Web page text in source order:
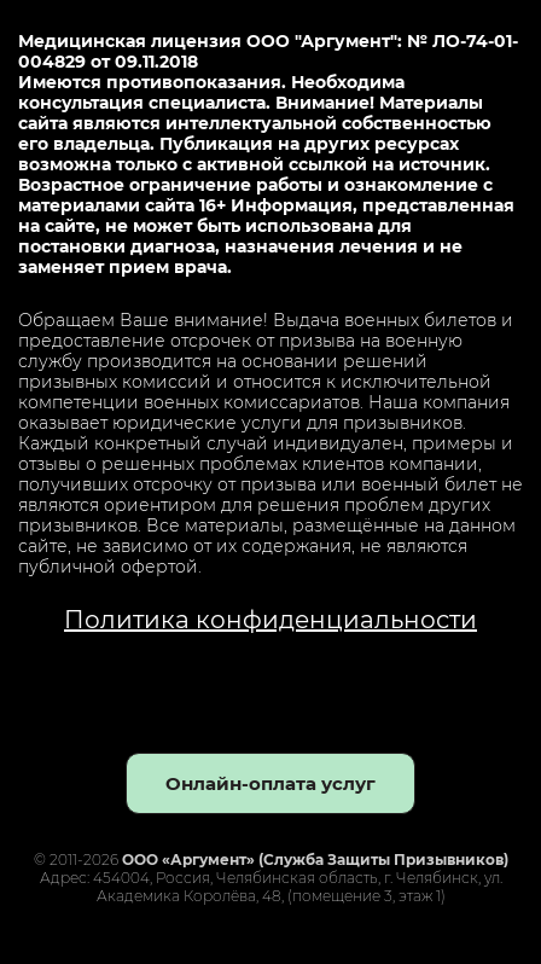
Медицинская лицензия ООО "Аргумент": № ЛО-74-01-
004829 от 09.11.2018
Имеются противопоказания. Необходима
консультация специалиста. Внимание! Материалы
сайта являются интеллектуальной собственностью
его владельца. Публикация на других ресурсах
возможна только с активной ссылкой на источник.
Возрастное ограничение работы и ознакомление с
материалами сайта 16+ Информация, представленная
на сайте, не может быть использована для
постановки диагноза, назначения лечения и не
заменяет прием врача.
Обращаем Ваше внимание! Выдача военных билетов и
предоставление отсрочек от призыва на военную
службу производится на основании решений
призывных комиссий и относится к исключительной
компетенции военных комиссариатов. Наша компания
оказывает юридические услуги для призывников.
Каждый конкретный случай индивидуален, примеры и
отзывы о решенных проблемах клиентов компании,
получивших отсрочку от призыва или военный билет не
являются ориентиром для решения проблем других
призывников. Все материалы, размещённые на данном
сайте, не зависимо от их содержания, не являются
публичной офертой.
Политика конфиденциальности
© 2011-2026 ООО «Аргумент» (Служба Защиты Призывников)
Адрес: 454004, Россия, Челябинская область, г. Челябинск, ул.
Академика Королёва, 48, (помещение 3, этаж 1)
Онлайн-оплата услуг